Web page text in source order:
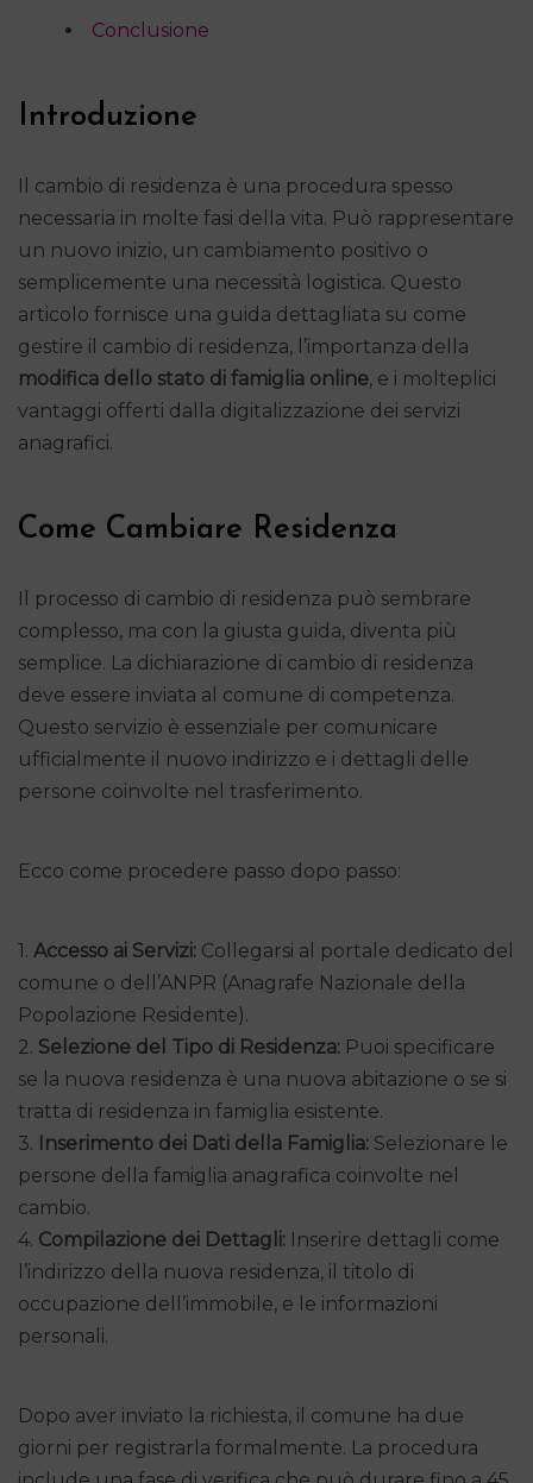
Conclusione
Introduzione
Il cambio di residenza è una procedura spesso
necessaria in molte fasi della vita. Può rappresentare
un nuovo inizio, un cambiamento positivo o
semplicemente una necessità logistica. Questo
articolo fornisce una guida dettagliata su come
gestire il cambio di residenza, l’importanza della
modifica dello stato di famiglia online, e i molteplici
vantaggi offerti dalla digitalizzazione dei servizi
anagrafici.
Come Cambiare Residenza
Il processo di cambio di residenza può sembrare
complesso, ma con la giusta guida, diventa più
semplice. La dichiarazione di cambio di residenza
deve essere inviata al comune di competenza.
Questo servizio è essenziale per comunicare
ufficialmente il nuovo indirizzo e i dettagli delle
persone coinvolte nel trasferimento.
Ecco come procedere passo dopo passo:
1. Accesso ai Servizi: Collegarsi al portale dedicato del
comune o dell’ANPR (Anagrafe Nazionale della
Popolazione Residente).
2. Selezione del Tipo di Residenza: Puoi specificare
se la nuova residenza è una nuova abitazione o se si
tratta di residenza in famiglia esistente.
3.
Inserimento dei Dati della Famiglia: Selezionare le
persone della famiglia anagrafica coinvolte nel
cambio.
4. Compilazione dei Dettagli: Inserire dettagli come
l’indirizzo della nuova residenza, il titolo di
occupazione dell’immobile, e le informazioni
personali.
Dopo aver inviato la richiesta, il comune ha due
giorni per registrarla formalmente. La procedura